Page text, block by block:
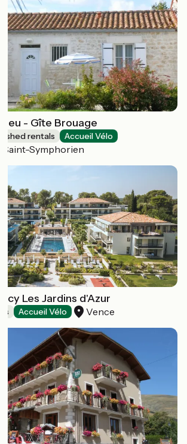
- Gîte Brouage
rentals Accueil Vélo
Saint-Symphorien
Les Jardins d'Azur
Accueil Vélo Vence